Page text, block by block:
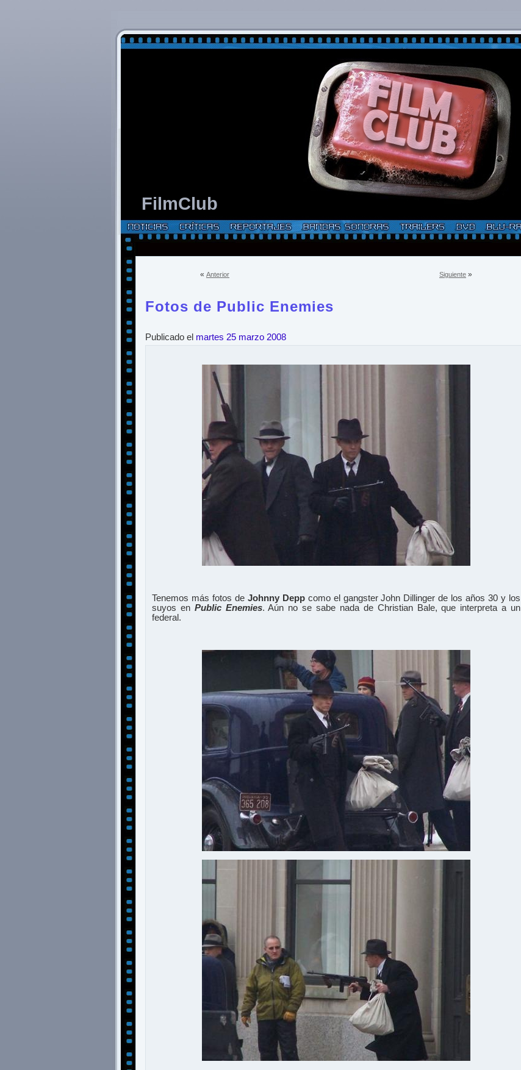
FilmClub
Siguiente »
« Anterior
Fotos de Public Enemies
Publicado el martes 25 marzo 2008
Tenemos más fotos de Johnny Deppcomo el gangster John Dillinger de los años 30 y los
suyos en Public Enemies. Aún no se sabe nada de Christian Bale, que interpreta a un
federal.